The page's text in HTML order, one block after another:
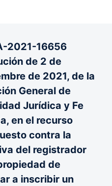
2021-16656
de 2 de
de 2021, de la
General de
Jurídica y Fe
en el recurso
contra la
del registrador
de
a inscribir un